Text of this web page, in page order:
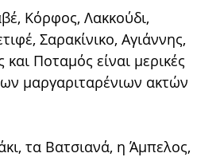
Κόρφος, Λακκούδι,
Σαρακίνικο, Αγιάννης,
Ποταμός είναι μερικές
μαργαριταρένιων ακτών
τα Βατσιανά, η Άμπελος,